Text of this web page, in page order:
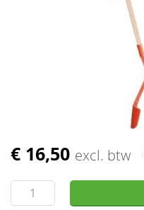
€ 16,50 excl. btw
Ga
het
begin